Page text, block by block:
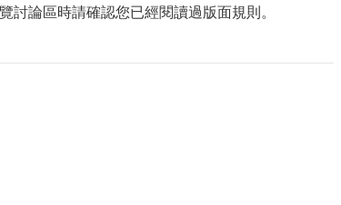
論區時請確認您已經閱讀過版面規則。